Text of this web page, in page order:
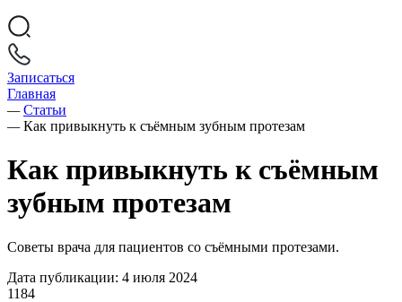
Записаться
Главная
— Статьи
— Как привыкнуть к съёмным зубным протезам
Как привыкнуть к съёмным
зубным протезам
Советы врача для пациентов со съёмными протезами.
Дата публикации: 4 июля 2024
1184